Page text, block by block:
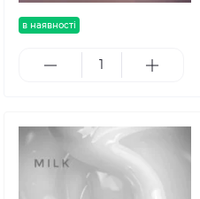
в наявності